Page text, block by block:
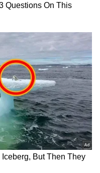
ಶಿರಸಿಯವಳು. ಓದಿದ್ದು LLB,
ವರದಿಗಾರಿಕೆ. ಕಾನೂನು
ಲೇಖನಗಳಿಗೆ ಕರ್ನಾಟಕ
ಮೀಡಿಯಾ ಅವಾರ್ಡ್​,